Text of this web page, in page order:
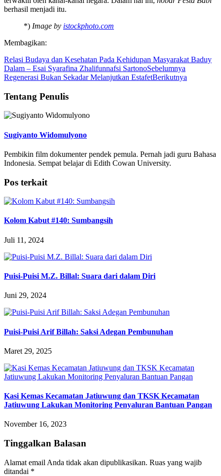
berhasil menjadi itu.
*) Image by istockphoto.com
Membagikan:
Relasi Budaya dan Kesehatan Pada Kehidupan Masyarakat Baduy
Dalam – Esai Syarafina Zhalifunnafsi SartonoSebelumnya
Regenerasi Bukan Sekadar Melanjutkan EstafetBerikutnya
Tentang Penulis
Sugiyanto Widomulyono
Pembikin film dokumenter pendek pemula. Pernah jadi guru Bahasa
Indonesia. Sempat belajar di Edith Cowan University.
Pos terkait
Kolom Kabut #140: Sumbangsih
Juli 11, 2024
Puisi-Puisi M.Z. Billal: Suara dari dalam Diri
Juni 29, 2024
Puisi-Puisi Arif Billah: Saksi Adegan Pembunuhan
Maret 29, 2025
Kasi Kemas Kecamatan Jatiuwung dan TKSK Kecamatan
Jatiuwung Lakukan Monitoring Penyaluran Bantuan Pangan
November 16, 2023
Tinggalkan Balasan
Alamat email Anda tidak akan dipublikasikan. Ruas yang wajib
ditandai *